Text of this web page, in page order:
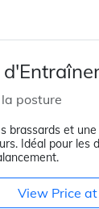
posture
brassards et
Idéal pour les
View Price